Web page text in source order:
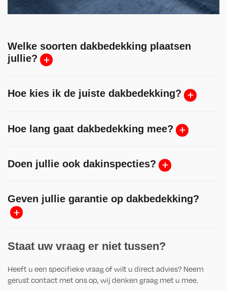
Welke soorten dakbedekking plaatsen
jullie?
Hoe kies ik de juiste dakbedekking?
Hoe lang gaat dakbedekking mee?
Doen jullie ook dakinspecties?
Geven jullie garantie op dakbedekking?
Staat uw vraag er niet tussen?
Heeft u een specifieke vraag of wilt u direct advies? Neem
gerust contact met ons op, wij denken graag met u mee.